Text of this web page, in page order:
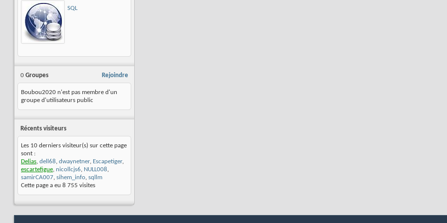
SQL
Rejoindre
0 Groupes
Boubou2020 n'est pas membre d'un
groupe d'utilisateurs public
Récents visiteurs
Les 10 derniers visiteur(s) sur cette page
sont :
Delias, dell68, dwaynetner, Escapetiger,
escartefigue, nicollcjs6, NULL008,
samirCA007, sihem_info, sqllm
Cette page a eu 8 755 visites